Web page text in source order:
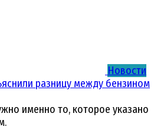
Новости
разницу между бензином
именно то, которое указано